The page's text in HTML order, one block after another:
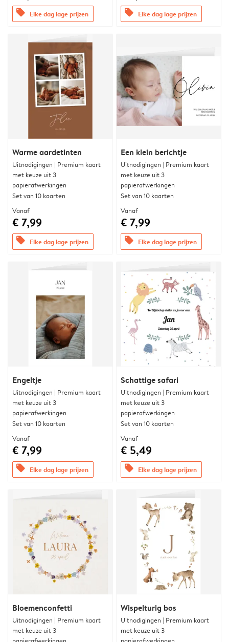
offers Elke dag lage prijzen offers Elke dag lage prijzen
Warme aardetinten
Uitnodigingen | Premium kaart
met keuze uit 3
papierafwerkingen
Set van 10 kaarten
Vanaf
€ 7,99
offers Elke dag lage prijzen
Een klein berichtje
Uitnodigingen | Premium kaart
met keuze uit 3
papierafwerkingen
Set van 10 kaarten
Vanaf
€ 7,99
offers Elke dag lage prijzen
Engeltje
Uitnodigingen | Premium kaart
met keuze uit 3
papierafwerkingen
Set van 10 kaarten
Vanaf
€ 7,99
offers Elke dag lage prijzen
Schattige safari
Uitnodigingen | Premium kaart
met keuze uit 3
papierafwerkingen
Set van 10 kaarten
Vanaf
€ 5,49
offers Elke dag lage prijzen
Bloemenconfetti
Uitnodigingen | Premium kaart
met keuze uit 3
Wispelturig bos
Uitnodigingen | Premium kaart
met keuze uit 3